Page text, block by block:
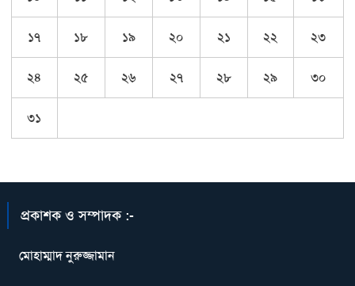
১৭ ১৮ ১৯ ২০ ২১ ২২ ২৩
২৪ ২৫ ২৬ ২৭ ২৮ ২৯ ৩০
৩১
প্রকাশক ও সম্পাদক :-
মোহাম্মাদ নুরুজ্জামান